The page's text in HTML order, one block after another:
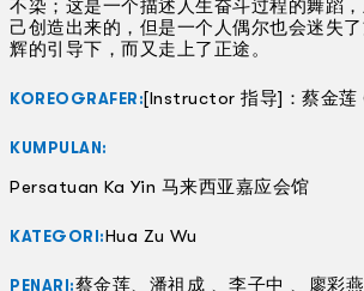
不染；这是一个描述人生奋斗过程的舞蹈
己创造出来的，但是一个人偶尔也会迷失
辉的引导下，而又走上了正途。
KOREOGRAFER:[Instructor 指导]：蔡金
KUMPULAN:
Persatuan Ka Yin 马来西亚嘉应会馆
KATEGORI:Hua Zu Wu
PENARI:蔡金莲、潘祖成 、李子中 、廖彩